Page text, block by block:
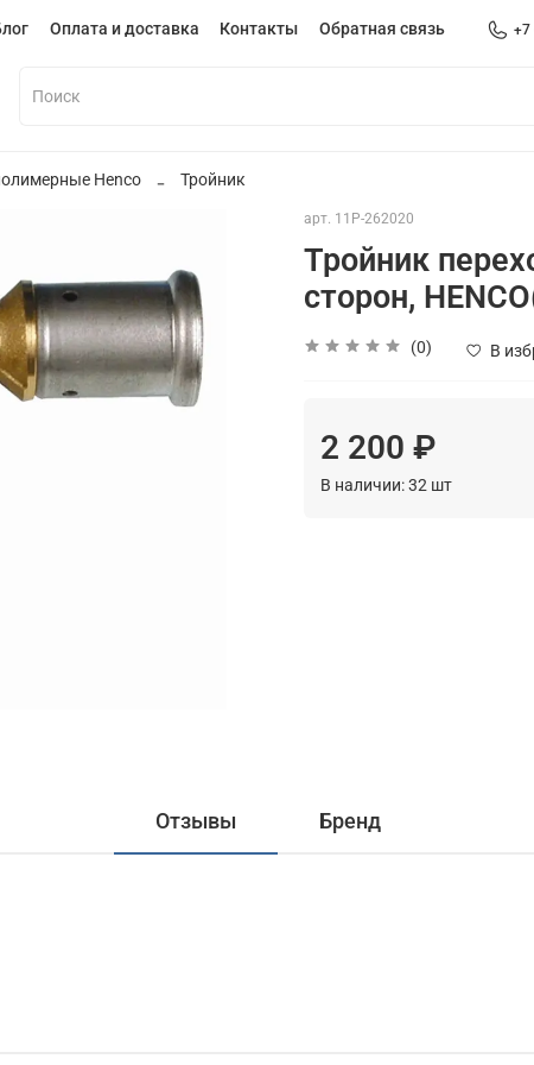
Оплата и доставка Контакты Обратная связь +7
Henco Тройник
арт. 11P-262020
Тройник
сторон,
(0) В
2 200 ₽
В наличии:32 шт
Отзывы Бренд